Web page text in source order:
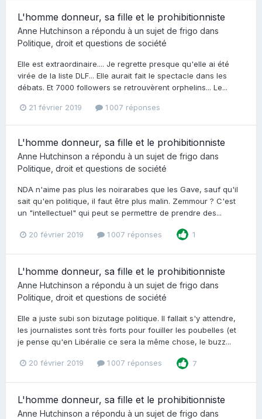
L'homme donneur, sa fille et le prohibitionniste
Anne Hutchinson a répondu à un sujet de frigo dans
Politique, droit et questions de société
Elle est extraordinaire.... Je regrette presque qu'elle ai été
virée de la liste DLF... Elle aurait fait le spectacle dans les
débats. Et 7000 followers se retrouvèrent orphelins... Le...
21 février 2019 1 007 réponses
L'homme donneur, sa fille et le prohibitionniste
Anne Hutchinson a répondu à un sujet de frigo dans
Politique, droit et questions de société
NDA n'aime pas plus les noirarabes que les Gave, sauf qu'il
sait qu'en politique, il faut être plus malin. Zemmour ? C'est
un "intellectuel" qui peut se permettre de prendre des...
20 février 2019 1 007 réponses 1
L'homme donneur, sa fille et le prohibitionniste
Anne Hutchinson a répondu à un sujet de frigo dans
Politique, droit et questions de société
Elle a juste subi son bizutage politique. Il fallait s'y attendre,
les journalistes sont très forts pour fouiller les poubelles (et
je pense qu'en Libéralie ce sera la même chose, le buzz...
20 février 2019 1 007 réponses 7
L'homme donneur, sa fille et le prohibitionniste
Anne Hutchinson a répondu à un sujet de frigo dans